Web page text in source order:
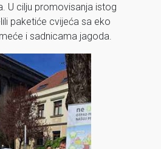
U cilju promovisanja istog
paketiće cvijeća sa eko
i sadnicama jagoda.